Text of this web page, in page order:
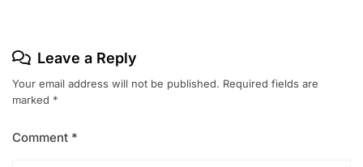
Leave a Reply
Your email address will not be published. Required fields are
marked *
Comment *